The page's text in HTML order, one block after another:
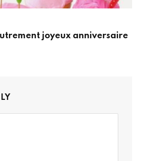
joyeux anniversaire